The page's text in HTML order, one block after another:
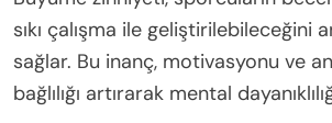
sıkı çalışma ile geliştirilebileceğini
sağlar. Bu inanç, motivasyonu ve
bağlılığı artırarak mental